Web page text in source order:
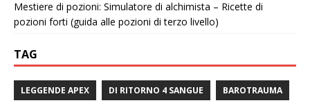
Mestiere di pozioni: Simulatore di alchimista – Ricette di
pozioni forti (guida alle pozioni di terzo livello)
TAG
LEGGENDE APEX DI RITORNO 4 SANGUE BAROTRAUMA